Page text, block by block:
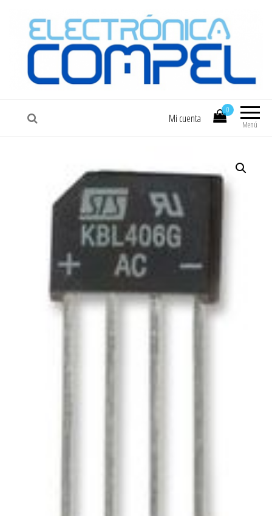
COMPEL Electrónica COMPEL
Menú
0
Mi cuenta